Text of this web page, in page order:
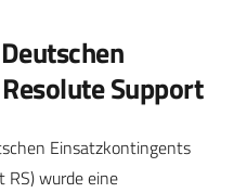
Support
Einsatzkontingents
RS) wurde eine